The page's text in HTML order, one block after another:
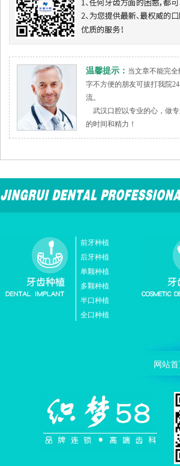
温馨提示： 当文章不能完
字不方便的朋友可拔打我院
流。
武汉口腔以专业的心，做
的时间和精力！
前牙种植
后牙种植
单颗种植
多颗种植
半口种植
全口种植
网站